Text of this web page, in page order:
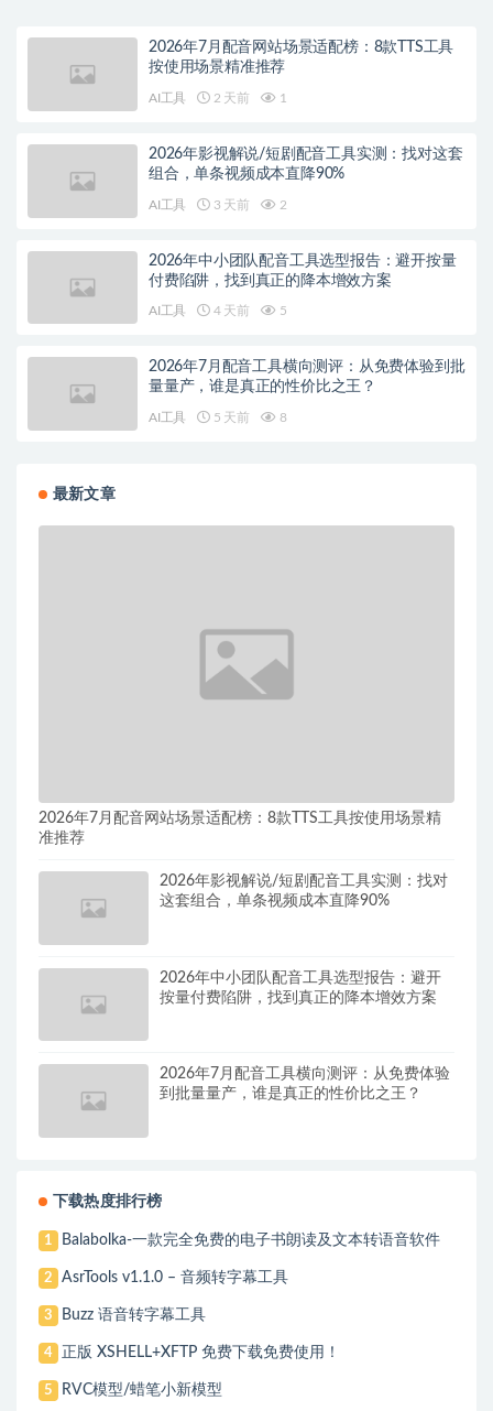
2026年7月配音网站场景适配榜：8款TTS工具
按使用场景精准推荐
AI工具 2 天前 1
2026年影视解说/短剧配音工具实测：找对这套
组合，单条视频成本直降90%
AI工具 3 天前 2
2026年中小团队配音工具选型报告：避开按量
付费陷阱，找到真正的降本增效方案
AI工具 4 天前 5
2026年7月配音工具横向测评：从免费体验到批
量量产，谁是真正的性价比之王？
AI工具 5 天前 8
最新文章
2026年7月配音网站场景适配榜：8款TTS工具按使用场景精
准推荐
2026年影视解说/短剧配音工具实测：找对
这套组合，单条视频成本直降90%
2026年中小团队配音工具选型报告：避开
按量付费陷阱，找到真正的降本增效方案
2026年7月配音工具横向测评：从免费体验
到批量量产，谁是真正的性价比之王？
下载热度排行榜
1 Balabolka-一款完全免费的电子书朗读及文本转语音软件
2 AsrTools v1.1.0 – 音频转字幕工具
3 Buzz 语音转字幕工具
4 正版 XSHELL+XFTP 免费下载免费使用！
5 RVC模型/蜡笔小新模型